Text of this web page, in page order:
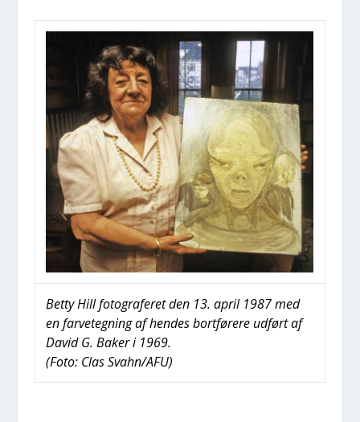
Bet­ty Hill foto­gra­fe­ret den 13. april 1987 med
en far­ve­teg­ning af hen­des bort­fø­re­re udført af
David G. Baker i 1969.
(Foto: Clas Svahn/AFU)